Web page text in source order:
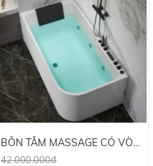
BỒN TẮM MASSAGE CÓ VÒI
1500x750x660CM -GH-8014
42.000.000đ